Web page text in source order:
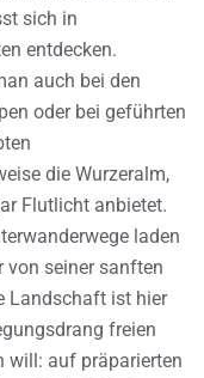
sich in
entdecken.
auch bei den
oder bei geführten
die Wurzeralm,
Flutlicht anbietet.
laden
von seiner sanften
Landschaft ist hier
freien
will: auf präparierten